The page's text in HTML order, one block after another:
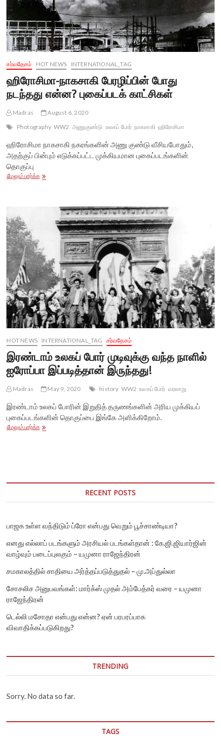
சர்வதேசம் HOT NEWS INTERNATIONAL_TAG
ஹிரோசிமா-நாகசாகி பேரழிப்பின் போது
நடந்தது என்ன? புகைப்படக் காட்சிகள்
Madras
August 6, 2020
Photography WW2 அணுகுண்டு உலகப் போர் நாகசாகி ஹிரோசிமா
ஹிரோசிமா நாகசாகி நகரங்களின் அணு குண்டு வீசியபோதும்,
அதற்குப் பின்பும் எடுக்கப்பட்ட முக்கியமான புகைப்படங்களின்
தொகுப்பு
மேலும் பார்க்கஹிரோசிமா-
என்ன?
புகைப்படக்
காட்சிகள்
HOT NEWS INTERNATIONAL_TAG சர்வதேசம்
இரண்டாம் உலகப் போர் முடிவுக்கு வந்த நாளில்
ஐரோப்பா இப்படித்தான் இருந்தது!
Madras May 9, 2020 history WW2 உலகப் போர் வரலாறு
இரண்டாம் உலகப் போரின் இறுதித் தருணங்களின் அரிய முக்கியப்
புகைப்படங்களின் தொகுப்பை இங்கே அளிக்கிறோம்.
மேலும் பார்க்கஇரண்டாம்
RECENT POSTS
பாஜக உள்ள வந்திடும் ப்ரோ என்பது வெறும் பூச்சாண்டியா?
எனது எல்லாப் படங்களும் அரசியல் படங்கள்தான் : கே.ஜி.ஜியார்ஜின்
வாழ்வும் படைப்புலகும் – யமுனா ராஜேந்திரன்
சமகாலத்தில் சாதியை அர்த்தப்படுத்துதல் – மு.அப்துல்லா
சோசலிச அனுபவங்கள்: மார்க்ஸ் முதல் அம்பேத்கர் வரை – யமுனா
ராஜேந்திரன்
டெல்லி மசோதா என்பது என்ன? ஏன் பரபரப்பாக
விவாதிக்கப்படுகிறது?
TRENDING
Sorry. No data so far.
TAGS